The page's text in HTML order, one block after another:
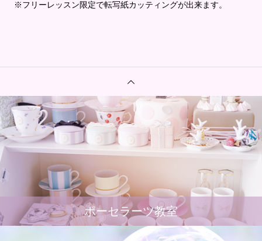
※フリーレッスン限定で転写紙カッティングが出来ます。
ポーセラーツ教室